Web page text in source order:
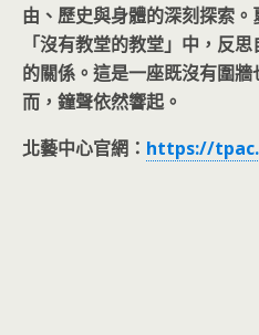
由、歷史與身體的深刻探索
「沒有教堂的教堂」中，反
的關係。這是一座既沒有圍
而，鐘聲依然響起。
北藝中心官網： https://